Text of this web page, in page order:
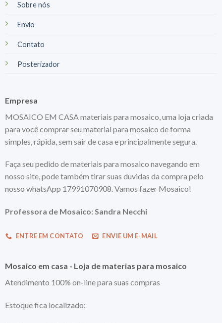
Sobre nós
Envio
Contato
Posterizador
Empresa
MOSAICO EM CASA materiais para mosaico, uma loja criada
para você comprar seu material para mosaico de forma
simples, rápida, sem sair de casa e principalmente segura.
Faça seu pedido de materiais para mosaico navegando em
nosso site, pode também tirar suas duvidas da compra pelo
nosso whatsApp 17991070908. Vamos fazer Mosaico!
Professora de Mosaico: Sandra Necchi
ENTRE EM CONTATO ENVIE UM E-MAIL
Mosaico em casa - Loja de materias para mosaico
Atendimento 100% on-line para suas compras
Estoque fica localizado: